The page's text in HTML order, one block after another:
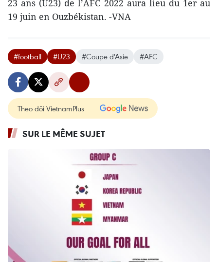
23 ans (U23) de l’AFC 2022 aura lieu du 1er au
19 juin en Ouzbékistan. -VNA
#football #U23 #Coupe d'Asie #AFC
Theo dõi VietnamPlus
SUR LE MÊME SUJET